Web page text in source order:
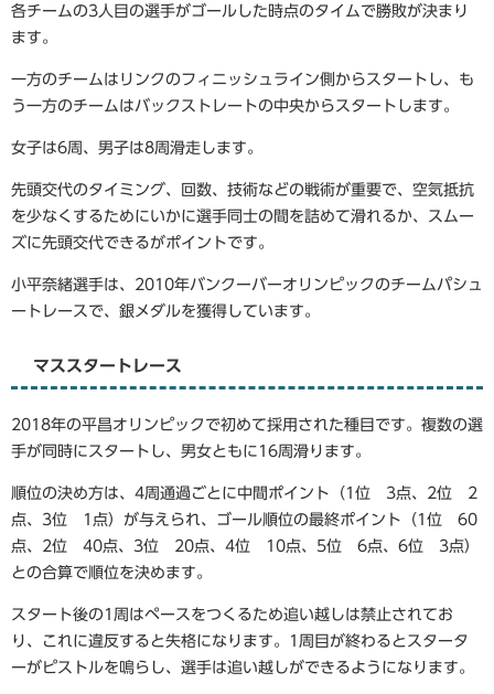
各チームの3人目の選手がゴールした時点のタイムで勝敗が決まり
ます。
一方のチームはリンクのフィニッシュライン側からスタートし、も
う一方のチームはバックストレートの中央からスタートします。
女子は6周、男子は8周滑走します。
先頭交代のタイミング、回数、技術などの戦術が重要で、空気抵抗
を少なくするためにいかに選手同士の間を詰めて滑れるか、スムー
ズに先頭交代できるがポイントです。
小平奈緒選手は、2010年バンクーバーオリンピックのチームパシュ
ートレースで、銀メダルを獲得しています。
マススタートレース
2018年の平昌オリンピックで初めて採用された種目です。複数の選
手が同時にスタートし、男女ともに16周滑ります。
順位の決め方は、4周通過ごとに中間ポイント（1位 3点、2位 2
点、3位 1点）が与えられ、ゴール順位の最終ポイント（1位 60
点、2位 40点、3位 20点、4位 10点、5位 6点、6位 3点）
との合算で順位を決めます。
スタート後の1周はペースをつくるため追い越しは禁止されてお
り、これに違反すると失格になります。1周目が終わるとスタータ
ーがピストルを鳴らし、選手は追い越しができるようになります。